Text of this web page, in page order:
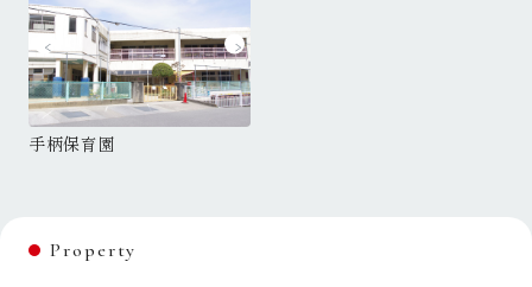
手柄保育園
Property